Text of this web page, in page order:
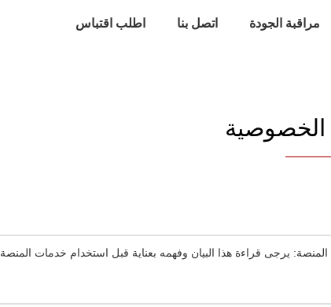
مراقبة الجودة اتصل بنا اطلب اقتباس
يرجى قراءة هذا البيان وفهمه بعناية قبل استخدام خدمات المنصة.